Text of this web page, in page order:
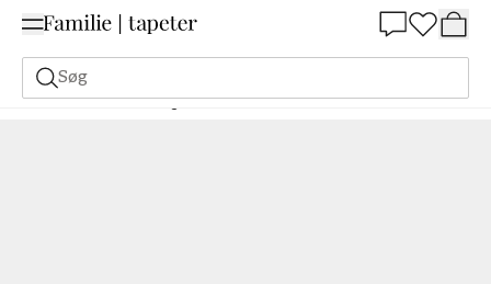
Søg
Malerfarve Bestilling Udfra NCS Bestil efter NCS 6020-Y70R